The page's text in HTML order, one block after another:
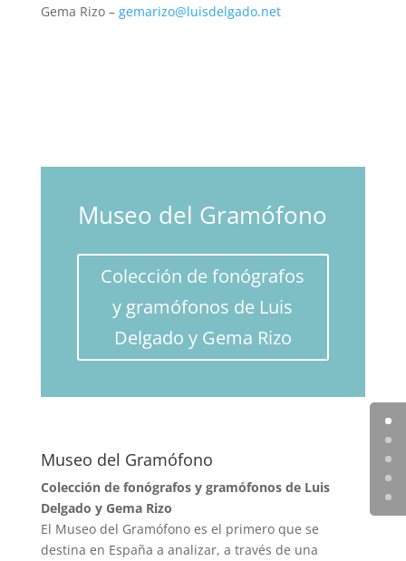
Gema Rizo – gemarizo@luisdelgado.net
Museo del Gramófono
Colección de fonógrafos
y gramófonos de Luis
Delgado y Gema Rizo
Museo del Gramófono
Colección de fonógrafos y gramófonos de Luis
Delgado y Gema Rizo
El Museo del Gramófono es el primero que se
destina en España a analizar, a través de una